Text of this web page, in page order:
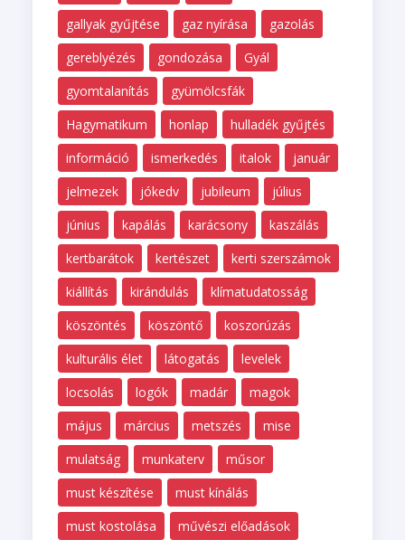
gallyak gyűjtése
gaz nyírása
gazolás
gereblyézés
gondozása
Gyál
gyomtalanítás
gyümölcsfák
Hagymatikum
honlap
hulladék gyűjtés
információ
ismerkedés italok
január
jelmezek
jókedv jubileum
július
június
kapálás karácsony
kaszálás
kertbarátok
kertészet
kerti szerszámok
kiállítás
kirándulás
klímatudatosság
köszöntés
köszöntő
koszorúzás
kulturális élet
látogatás
levelek
locsolás
logók madár
magok
május
március metszés
mise
mulatság
munkaterv
műsor
must készítése
must kínálás
must kostolása
művészi előadások